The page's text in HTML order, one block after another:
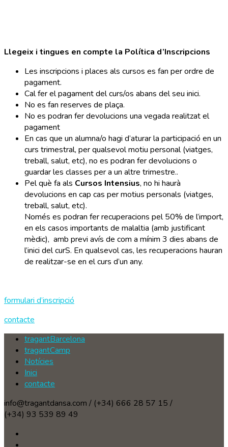
Llegeix i tingues en compte la Política d’Inscripcions
Les inscripcions i places als cursos es fan per ordre de
pagament.
Cal fer el pagament del curs/os abans del seu inici.
No es fan reserves de plaça.
No es podran fer devolucions una vegada realitzat el
pagament
En cas que un alumna/o hagi d’aturar la participació en un
curs trimestral, per qualsevol motiu personal (viatges,
treball, salut, etc), no es podran fer devolucions o
guardar les classes per a un altre trimestre..
Pel què fa als Cursos Intensius, no hi haurà
devolucions en cap cas per motius personals (viatges,
treball, salut, etc).
Només es podran fer recuperacions pel 50% de l’import,
en els casos importants de malaltia (amb justificant
mèdic), amb previ avís de com a mínim 3 dies abans de
l’inici del curS. En qualsevol cas, les recuperacions hauran
de realitzar-se en el curs d’un any.
formulari d’inscripció
contacte
tragantBarcelona
tragantCamp
Notícies
Inici
contacte
info@tragantdansa.com / (+34) 666 28 57 15 /
(+34) 93 539 89 49